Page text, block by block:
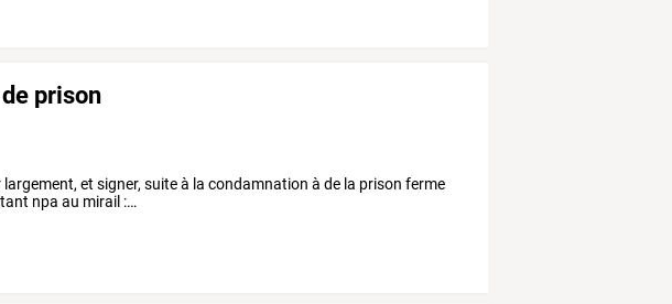
prison
largement, et signer, suiteà la condamnation à de la prison ferme
npa au mirail :…